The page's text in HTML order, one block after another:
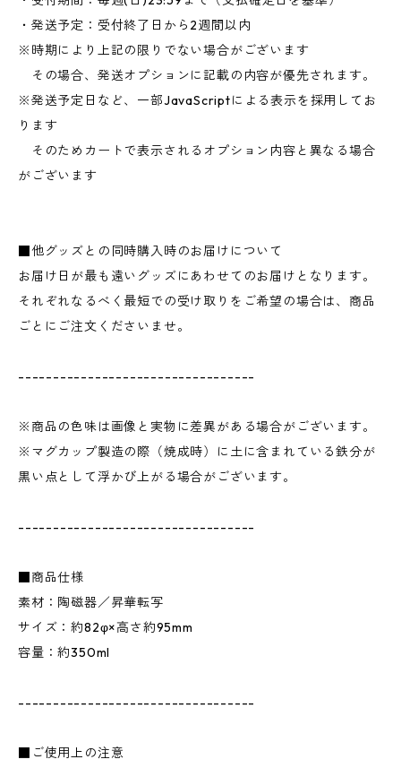
・発送予定：受付終了日から2週間以内
※時期により上記の限りでない場合がございます
その場合、発送オプションに記載の内容が優先されます。
※発送予定日など、一部JavaScriptによる表示を採用してお
ります
そのためカートで表示されるオプション内容と異なる場合
がございます
■他グッズとの同時購入時のお届けについて
お届け日が最も遠いグッズにあわせてのお届けとなります。
それぞれなるべく最短での受け取りをご希望の場合は、商品
ごとにご注文くださいませ。
----------------------------------
※商品の色味は画像と実物に差異がある場合がございます。
※マグカップ製造の際（焼成時）に土に含まれている鉄分が
黒い点として浮かび上がる場合がございます。
----------------------------------
■商品仕様
素材：陶磁器／昇華転写
サイズ：約82φ×高さ約95mm
容量：約350ml
----------------------------------
■ご使用上の注意